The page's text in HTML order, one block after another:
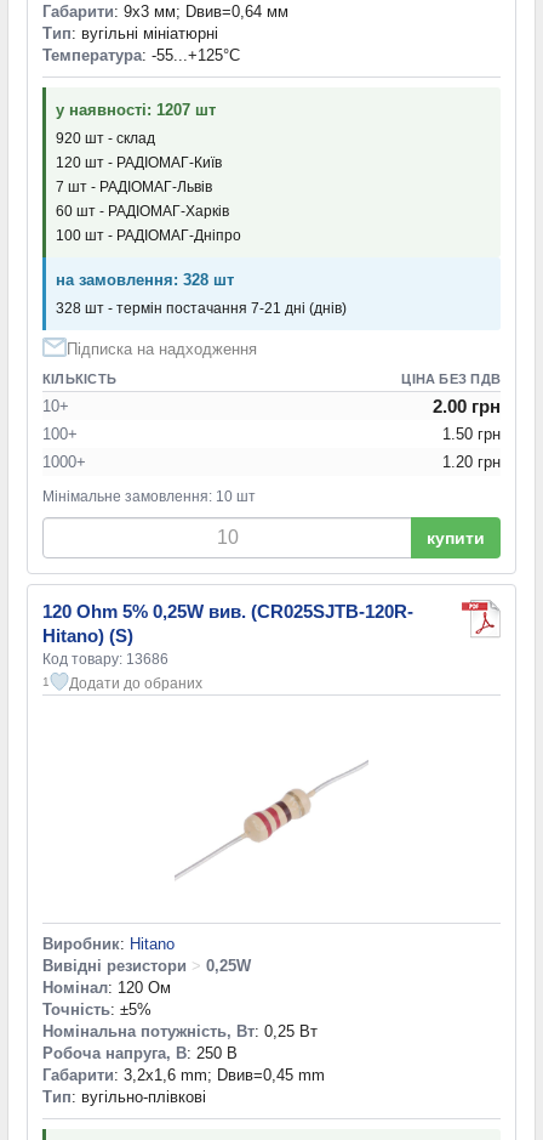
Габарити: 9х3 мм; Dвив=0,64 мм
Тип: вугільні мініатюрні
Температура: -55...+125°С
у наявності: 1207 шт
920 шт - склад
120 шт - РАДІОМАГ-Київ
7 шт - РАДІОМАГ-Львів
60 шт - РАДІОМАГ-Харків
100 шт - РАДІОМАГ-Дніпро
на замовлення: 328 шт
328 шт - термін постачання 7-21 дні (днів)
Підписка на надходження
КІЛЬКІСТЬ ЦІНА БЕЗ ПДВ
10+ 2.00 грн
100+
1.50 грн
1000+
1.20 грн
Мінімальне замовлення: 10 шт
купити
120 Ohm 5% 0,25W вив. (CR025SJTB-120R-
Hitano) (S)
Код товару: 13686
1 Додати до обраних
Виробник: Hitano
Вивідні резистори > 0,25W
Номінал: 120 Ом
Точність: ±5%
Номінальна потужність, Вт: 0,25 Вт
Робоча напруга, В: 250 В
Габарити: 3,2x1,6 mm; Dвив=0,45 mm
Тип: вугільно-плівкові